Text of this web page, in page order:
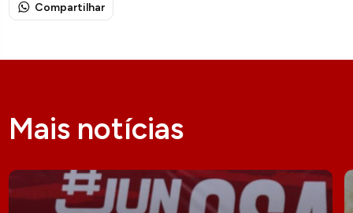
Compartilhar
Mais notícias